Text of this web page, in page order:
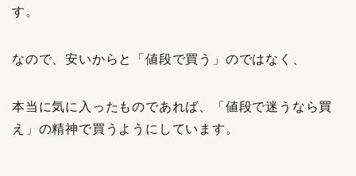
す。
なので、安いからと「値段で買う」のではなく、
本当に気に入ったものであれば、「値段で迷うなら買
え」の精神で買うようにしています。